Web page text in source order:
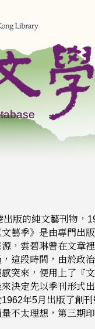
出版的純文藝刊物，
藝季》是由專門出
，雲碧琳曾在文章
這段時間，由於政
突來，便用上了『
決定先以季刊形式
年5月出版了創
不太理想，第三期